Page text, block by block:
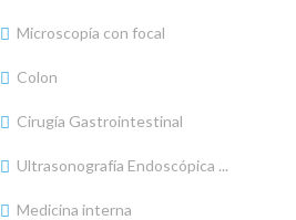
Microscopía con focal
Colon
Cirugía Gastrointestinal
Ultrasonografía Endoscópica ...
Medicina interna